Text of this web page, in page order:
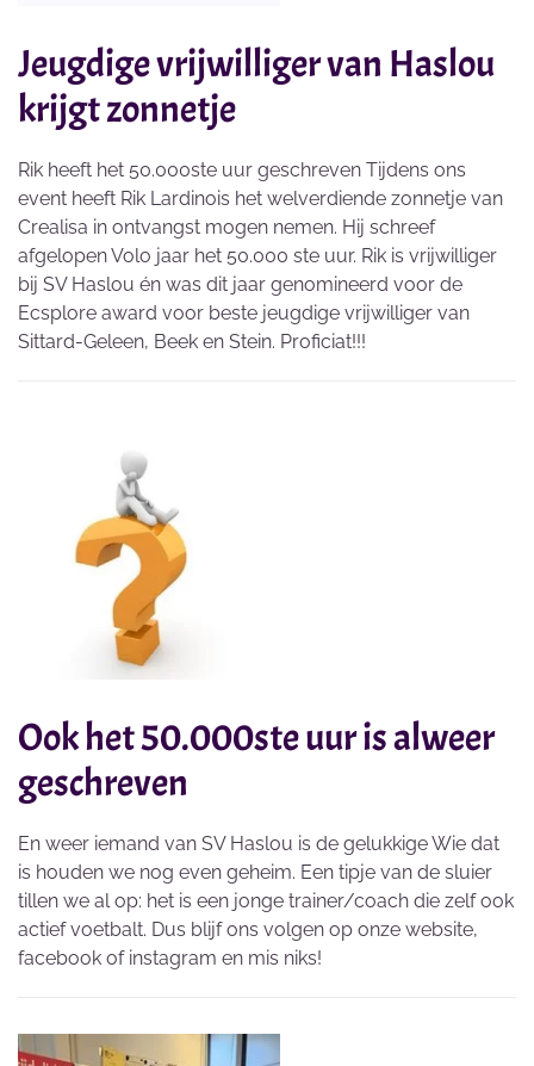
Jeugdige vrijwilliger van Haslou
krijgt zonnetje
Rik heeft het 50.000ste uur geschreven Tijdens ons
event heeft Rik Lardinois het welverdiende zonnetje van
Crealisa in ontvangst mogen nemen. Hij schreef
afgelopen Volo jaar het 50.000 ste uur. Rik is vrijwilliger
bij SV Haslou én was dit jaar genomineerd voor de
Ecsplore award voor beste jeugdige vrijwilliger van
Sittard-Geleen, Beek en Stein. Proficiat!!!
Ook het 50.000ste uur is alweer
geschreven
En weer iemand van SV Haslou is de gelukkige Wie dat
is houden we nog even geheim. Een tipje van de sluier
tillen we al op: het is een jonge trainer/coach die zelf ook
actief voetbalt. Dus blijf ons volgen op onze website,
facebook of instagram en mis niks!